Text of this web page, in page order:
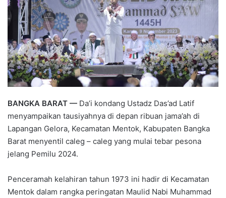
BANGKA BARAT — Da’i kondang Ustadz Das’ad Latif
menyampaikan tausiyahnya di depan ribuan jama’ah di
Lapangan Gelora, Kecamatan Mentok, Kabupaten Bangka
Barat menyentil caleg – caleg yang mulai tebar pesona
jelang Pemilu 2024.
Penceramah kelahiran tahun 1973 ini hadir di Kecamatan
Mentok dalam rangka peringatan Maulid Nabi Muhammad